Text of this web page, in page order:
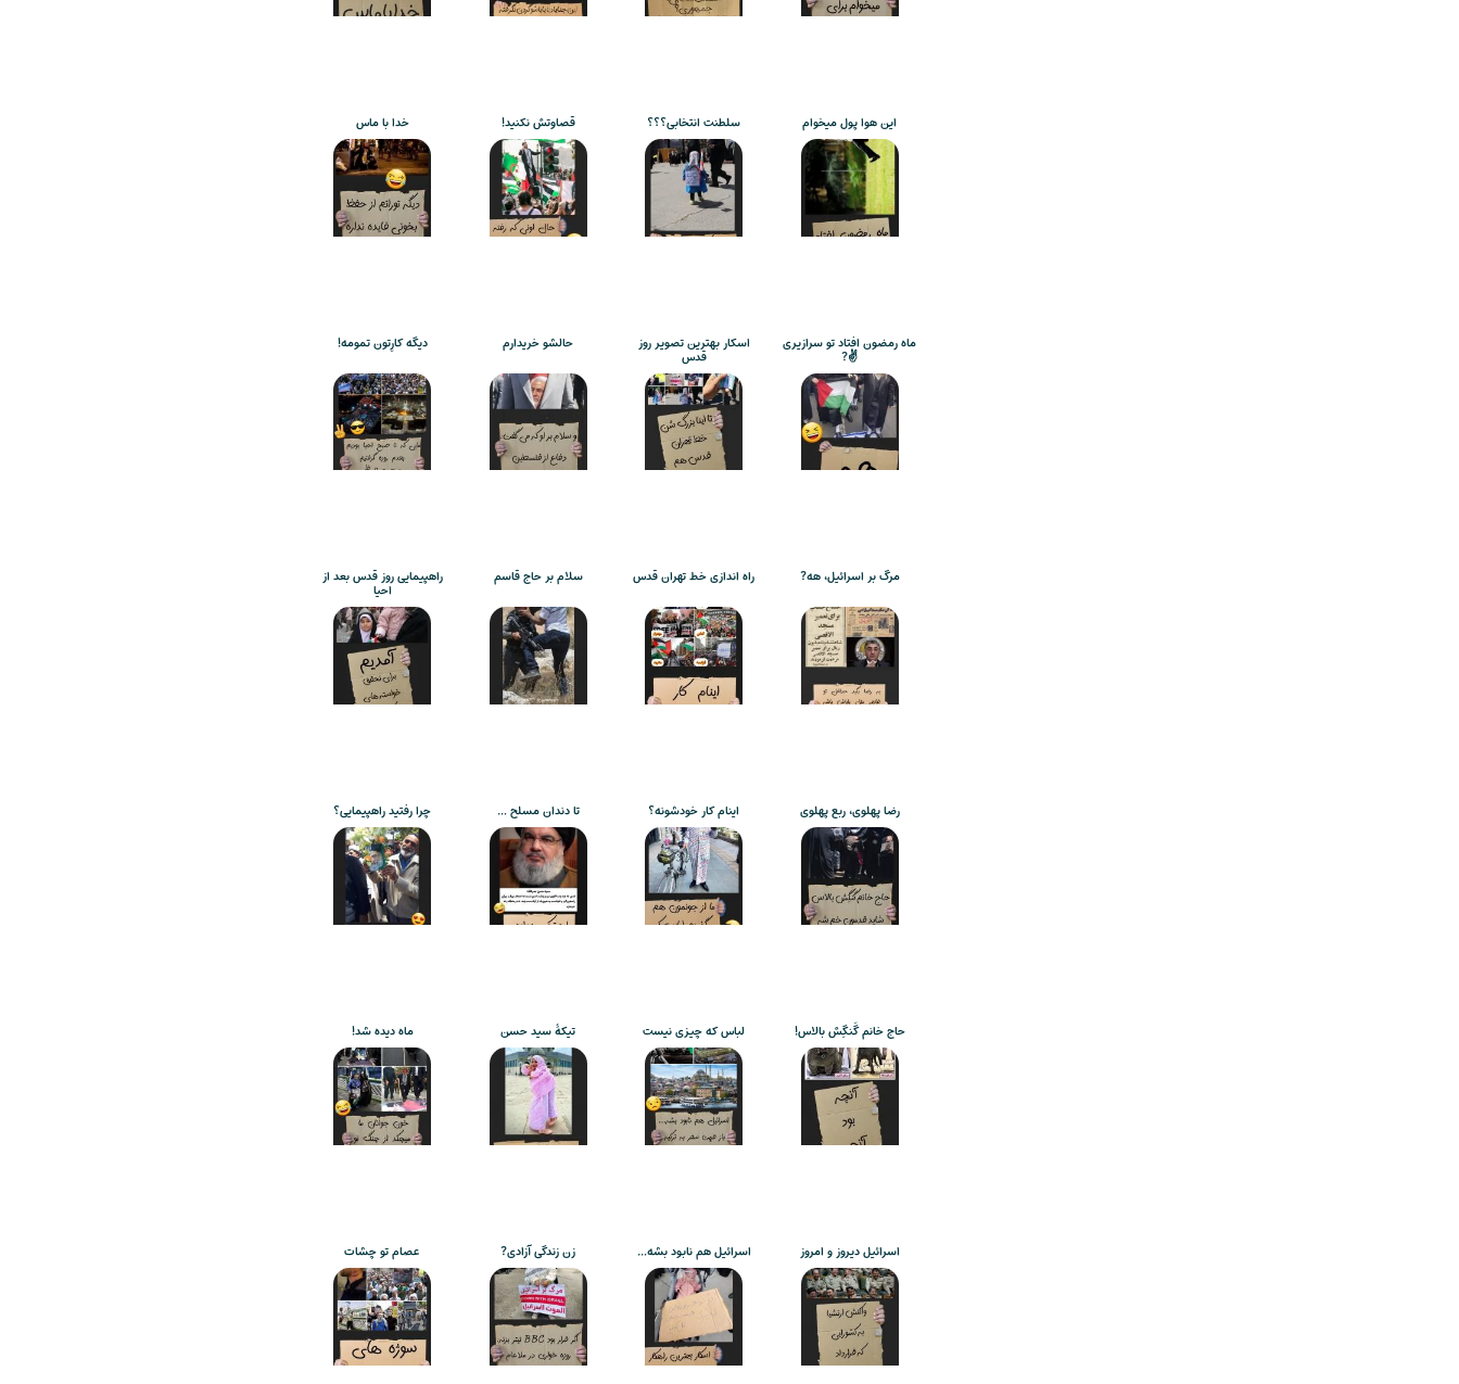
این هوا پول میخوام سلطنت انتخابی؟؟؟ قصاوتش نکنید! خدا با ماس
ماه رمضون افتاد تو سرازیری
✌️?
اسکار بهترین تصویر روز
قدس
حالشو خریدارم دیگه کارِتون تمومه!
مرگ بر اسرائیل، هه? راه اندازی خط تهران قدس سلام بر حاج قاسم راهپیمایی روز قدس بعد از
احیا
رضا پهلوی، ربع پهلوی اینام کار خودشونه؟ تا دندان مسلح … چرا رفتید راهپیمایی؟
حاج خانم گَنگِش بالاس! لباس که چیزی نیست تیکۀ سید حسن ماه دیده شد!
اسرائیل دیروز و امروز اسرائیل هم نابود بشه… زن زندگی آزادی? عصام تو چشات